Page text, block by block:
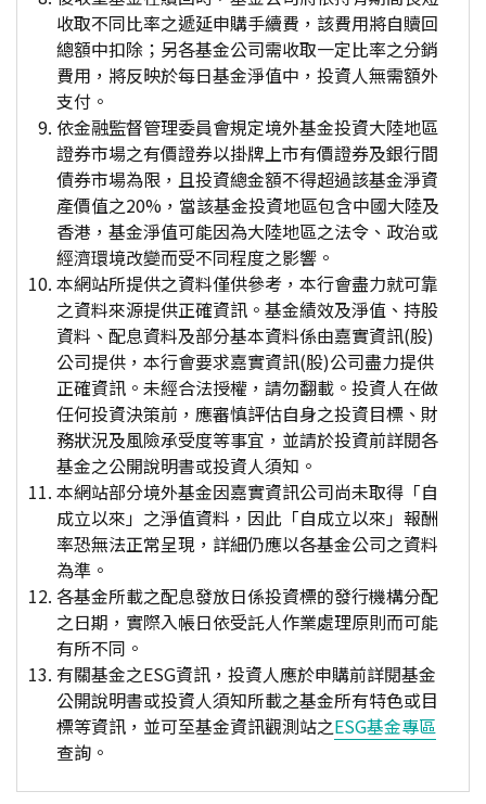
收取不同比率之遞延申購手續費，該費用將自贖回
總額中扣除；另各基金公司需收取一定比率之分銷
費用，將反映於每日基金淨值中，投資人無需額外
支付。
依金融監督管理委員會規定境外基金投資大陸地區
證券市場之有價證券以掛牌上市有價證券及銀行間
債券市場為限，且投資總金額不得超過該基金淨資
產價值之20%，當該基金投資地區包含中國大陸及
香港，基金淨值可能因為大陸地區之法令、政治或
經濟環境改變而受不同程度之影響。
本網站所提供之資料僅供參考，本行會盡力就可靠
之資料來源提供正確資訊。基金績效及淨值、持股
資料、配息資料及部分基本資料係由嘉實資訊(股)
公司提供，本行會要求嘉實資訊(股)公司盡力提供
正確資訊。未經合法授權，請勿翻載。投資人在做
任何投資決策前，應審慎評估自身之投資目標、財
務狀況及風險承受度等事宜，並請於投資前詳閱各
基金之公開說明書或投資人須知。
本網站部分境外基金因嘉實資訊公司尚未取得「自
成立以來」之淨值資料，因此「自成立以來」報酬
率恐無法正常呈現，詳細仍應以各基金公司之資料
為準。
各基金所載之配息發放日係投資標的發行機構分配
之日期，實際入帳日依受託人作業處理原則而可能
有所不同。
有關基金之ESG資訊，投資人應於申購前詳閱基金
公開說明書或投資人須知所載之基金所有特色或目
標等資訊，並可至基金資訊觀測站之ESG基金專區
查詢。